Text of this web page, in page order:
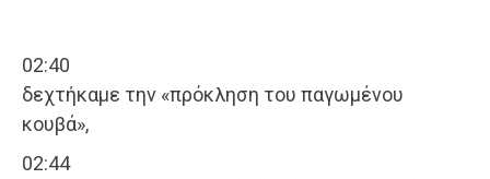
02:40
δεχτήκαμε την «πρόκληση του παγωμένου
κουβά»,
02:44